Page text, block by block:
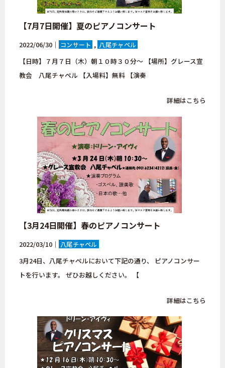
【7月7日開催】夏のピアノコンサート
2022/06/30｜ コンサート 八尾チャペル
【日時】７月７日（木）朝１０時３０分～ 【場所】グレース宣
教会 八尾チャペル 【入場料】無料 【演奏
詳細はこちら
【3月24日開催】春のピアノコンサート
2022/03/10｜ 八尾チャペル
3月24日、八尾チャペルにおいて下記の通り、 ピアノコンサー
トを行います。 ぜひお越しください。 【
詳細はこちら